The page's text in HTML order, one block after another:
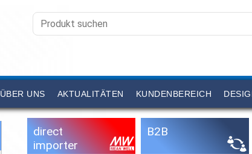
ÜBER UNS AKTUALITÄTEN KUNDENBEREICH
direct
importer
B2B